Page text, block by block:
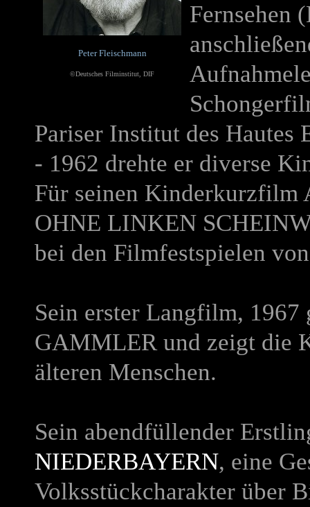
Peter Fleischmann
©Deutsches Filminstitut, DIF
Fernsehen
Pariser Institut des Hautes
- 1962 drehte er diverse
Für seinen Kinderkurzfilm
OHNE LINKEN
bei den Filmfestspielen
Sein erster Langfilm,
GAMMLERund zeigt die
älteren Menschen.
Sein abendfüllender
NIEDERBAYERN, eine
Volksstückcharakter über